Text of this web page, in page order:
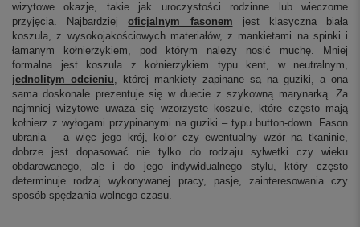
wizytowe okazje, takie jak uroczystości rodzinne lub wieczorne
przyjęcia. Najbardziejoficjalnym fasonem jest klasyczna biała
koszula, z wysokojakościowych materiałów, z mankietami na spinki i
łamanym kołnierzykiem, pod którym należy nosić muchę. Mniej
formalna jest koszula z kołnierzykiem typu kent, w neutralnym,
jednolitym odcieniu, której mankiety zapinane są na guziki, a ona
sama doskonale prezentuje się w duecie z szykowną marynarką. Za
najmniej wizytowe uważa się wzorzyste koszule, które często mają
kołnierz z wyłogami przypinanymi na guziki – typu button-down. Fason
ubrania – a więc jego krój, kolor czy ewentualny wzór na tkaninie,
dobrze jest dopasować nie tylko do rodzaju sylwetki czy wieku
obdarowanego, ale i do jego indywidualnego stylu, który często
determinuje rodzaj wykonywanej pracy, pasje, zainteresowania czy
sposób spędzania wolnego czasu.